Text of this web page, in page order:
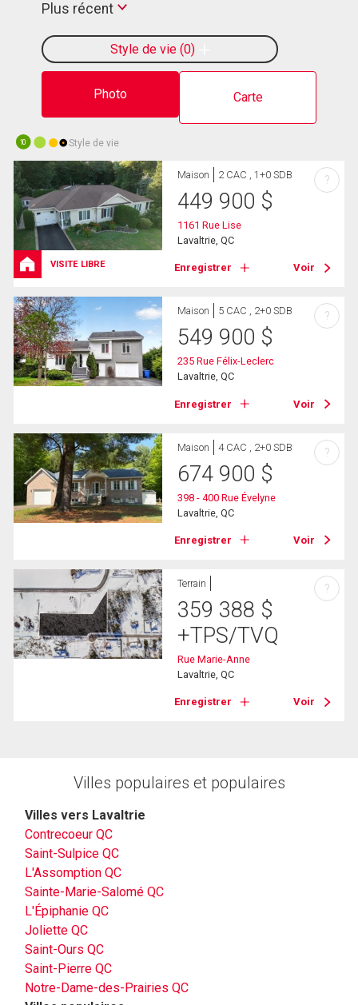
Photo Carte
Style de vie 0
Plus récent
10 Style de vie
VISITE LIBRE
Maison 2 CAC , 1+0 SDB
449 900 $
1161 Rue Lise
Lavaltrie, QC
Enregistrer Voir
?
Maison 5 CAC , 2+0 SDB
549 900 $
235 Rue Félix-Leclerc
Lavaltrie, QC
Enregistrer Voir
?
Maison 4 CAC , 2+0 SDB
674 900 $
398 - 400 Rue Évelyne
Lavaltrie, QC
Enregistrer Voir
?
Terrain
359 388 $
+TPS/TVQ
Rue Marie-Anne
Lavaltrie, QC
Enregistrer Voir
?
Villes populaires et populaires
Villes vers Lavaltrie
Contrecoeur QC
Saint-Sulpice QC
L'Assomption QC
Sainte-Marie-Salomé QC
L'Épiphanie QC
Joliette QC
Saint-Ours QC
Saint-Pierre QC
Notre-Dame-des-Prairies QC